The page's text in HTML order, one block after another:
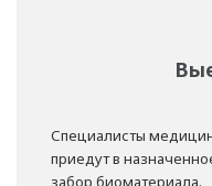
Специалисты
приедут в
забор биоматериала.